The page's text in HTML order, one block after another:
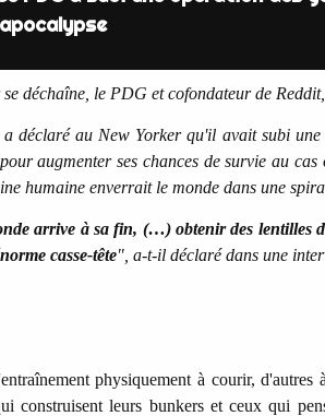
se déchaîne, le PDG et cofondateur de
a déclaré au New Yorker qu'il avait subi
augmenter ses chances de survie au
humaine enverrait le monde dans une
arrive à sa fin, (…) obtenir des lentilles
casse-tête", a-t-il déclaré dans une
physiquement à courir, d'autres
construisent leurs bunkers et ceux qui